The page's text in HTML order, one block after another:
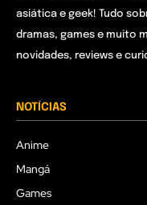
asiática e geek! Tudo
dramas, games e muito
novidades, reviews e
NOTÍCIAS
Anime
Mangá
Games